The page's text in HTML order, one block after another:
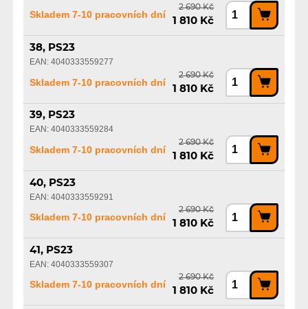
Skladem 7-10 pracovních dní
2 690 Kč
1 810 Kč
38, PS23
EAN: 4040333559277
Skladem 7-10 pracovních dní
2 690 Kč
1 810 Kč
39, PS23
EAN: 4040333559284
Skladem 7-10 pracovních dní
2 690 Kč
1 810 Kč
40, PS23
EAN: 4040333559291
Skladem 7-10 pracovních dní
2 690 Kč
1 810 Kč
41, PS23
EAN: 4040333559307
Skladem 7-10 pracovních dní
2 690 Kč
1 810 Kč